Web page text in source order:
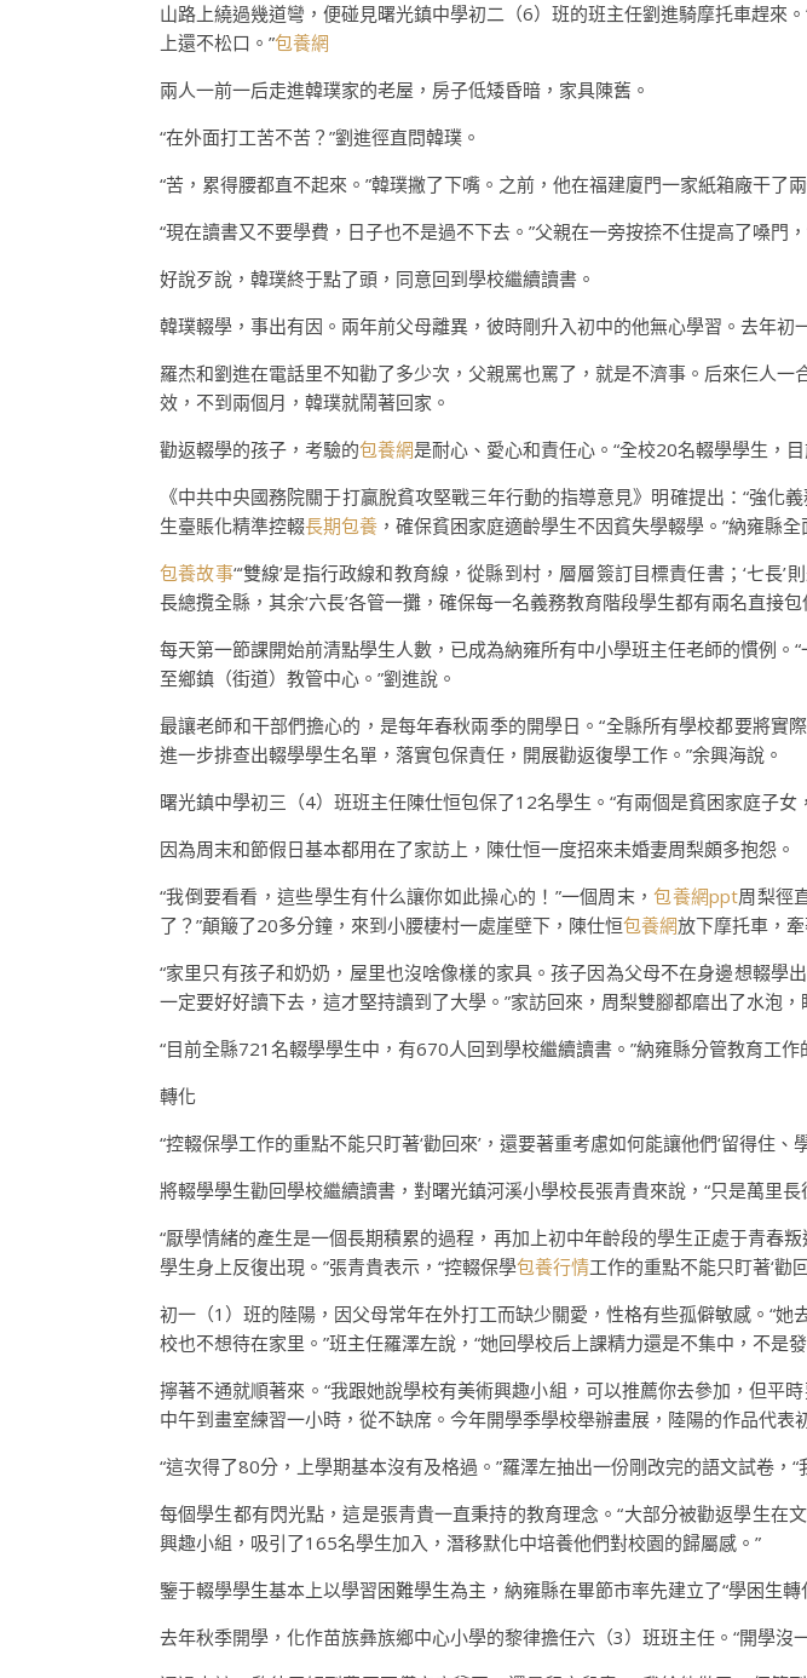
山路上繞過幾道彎，便碰見曙光鎮中學初二（6）班的班主任劉進騎摩托車趕來
上還不松口。”包養網
兩人一前一后走進韓璞家的老屋，房子低矮昏暗，家具陳舊。
“在外面打工苦不苦？”劉進徑直問韓璞。
“苦，累得腰都直不起來。”韓璞撇了下嘴。之前，他在福建廈門一家紙箱廠干了
“現在讀書又不要學費，日子也不是過不下去。”父親在一旁按捺不住提高了嗓門
好說歹說，韓璞終于點了頭，同意回到學校繼續讀書。
韓璞輟學，事出有因。兩年前父母離異，彼時剛升入初中的他無心學習。去年
羅杰和劉進在電話里不知勸了多少次，父親罵也罵了，就是不濟事。后來仨人
效，不到兩個月，韓璞就鬧著回家。
勸返輟學的孩子，考驗的包養網是耐心、愛心和責任心。“全校20名輟學學生，
《中共中央國務院關于打贏脫貧攻堅戰三年行動的指導意見》明確提出：“強化
生臺賬化精準控輟長期包養 ，確保貧困家庭適齡學生不因貧失學輟學。”納雍縣
包養故事“‘雙線’是指行政線和教育線，從縣到村，層層簽訂目標責任書；‘七
長總攬全縣，其余‘六長’各管一攤，確保每一名義務教育階段學生都有兩名直接包
每天第一節課開始前清點學生人數，已成為納雍所有中小學班主任老師的慣例
至鄉鎮（街道）教管中心。”劉進說。
最讓老師和干部們擔心的，是每年春秋兩季的開學日。“全縣所有學校都要將實
進一步排查出輟學學生名單，落實包保責任，開展勸返復學工作。”余興海說。
曙光鎮中學初三（4）班班主任陳仕恒包保了12名學生。“有兩個是貧困家庭子
因為周末和節假日基本都用在了家訪上，陳仕恒一度招來未婚妻周梨頗多抱怨。
“我倒要看看，這些學生有什么讓你如此操心的！”一個周末，包養網ppt周梨徑
了？”顛簸了20多分鐘，來到小腰棲村一處崖壁下，陳仕恒包養網放下摩托車，
“家里只有孩子和奶奶，屋里也沒啥像樣的家具。孩子因為父母不在身邊想輟學
一定要好好讀下去，這才堅持讀到了大學。”家訪回來，周梨雙腳都磨出了水泡
“目前全縣721名輟學學生中，有670人回到學校繼續讀書。”納雍縣分管教育工
轉化
“控輟保學工作的重點不能只盯著‘勸回來’，還要著重考慮如何能讓他們‘留得住、
將輟學學生勸回學校繼續讀書，對曙光鎮河溪小學校長張青貴來說，“只是萬里長
“厭學情緒的產生是一個長期積累的過程，再加上初中年齡段的學生正處于青
學生身上反復出現。”張青貴表示，“控輟保學包養行情工作的重點不能只盯著‘勸
初一（1）班的陸陽，因父母常年在外打工而缺少關愛，性格有些孤僻敏感。“
校也不想待在家里。”班主任羅澤左說，“她回學校后上課精力還是不集中，不是
擰著不通就順著來。“我跟她說學校有美術興趣小組，可以推薦你去參加，但平
中午到畫室練習一小時，從不缺席。今年開學季學校舉辦畫展，陸陽的作品代表
“這次得了80分，上學期基本沒有及格過。”羅澤左抽出一份剛改完的語文試卷
每個學生都有閃光點，這是張青貴一直秉持的教育理念。“大部分被勸返學生在
興趣小組，吸引了165名學生加入，潛移默化中培養他們對校園的歸屬感。”
鑒于輟學學生基本上以學習困難學生為主，納雍縣在畢節市率先建立了“學困生
去年秋季開學，化作苗族彝族鄉中心小學的黎律擔任六（3）班班主任。“開學